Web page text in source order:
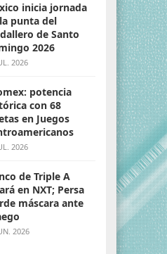
inicia jornada
punta del
de Santo
2026
2026
potencia
con 68
en Juegos
2026
de Triple A
en NXT; Persa
máscara ante
2026